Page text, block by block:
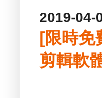
2019-04-
[限時免
剪輯軟